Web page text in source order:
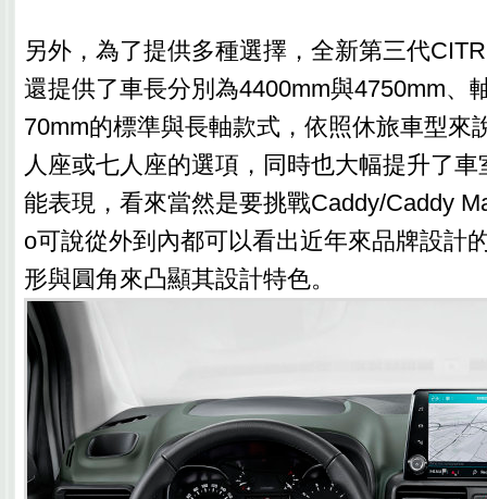
另外，為了提供多種選擇，全新第三代
還提供了車長分別為4400mm與4750mm、
70mm的標準與長軸款式，依照休旅車型來
人座或七人座的選項，同時也大幅提升了
能表現，看來當然是要挑戰Caddy/Caddy
o可說從外到內都可以看出近年來品牌設計
形與圓角來凸顯其設計特色。